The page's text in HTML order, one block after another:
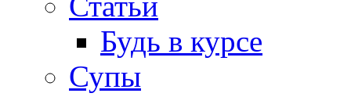
Будь в курсе
Супы